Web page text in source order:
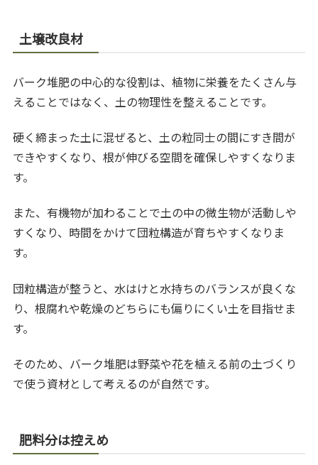
土壌改良材
バーク堆肥の中心的な役割は、植物に栄養をたくさん与
えることではなく、土の物理性を整えることです。
硬く締まった土に混ぜると、土の粒同士の間にすき間が
できやすくなり、根が伸びる空間を確保しやすくなりま
す。
また、有機物が加わることで土の中の微生物が活動しや
すくなり、時間をかけて団粒構造が育ちやすくなりま
す。
団粒構造が整うと、水はけと水持ちのバランスが良くな
り、根腐れや乾燥のどちらにも偏りにくい土を目指せま
す。
そのため、バーク堆肥は野菜や花を植える前の土づくり
で使う資材として考えるのが自然です。
肥料分は控えめ